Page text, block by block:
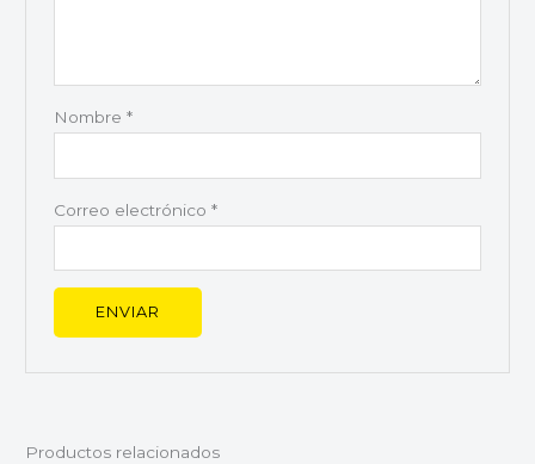
Nombre *
Correo electrónico *
Productos relacionados